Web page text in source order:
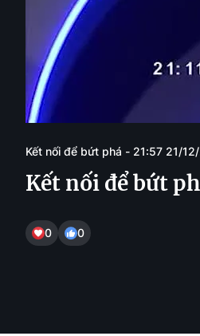
Kết nối để bứt phá - 21:57 21/
Kết nối để bứt
0 0